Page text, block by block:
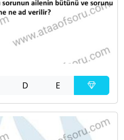
D E